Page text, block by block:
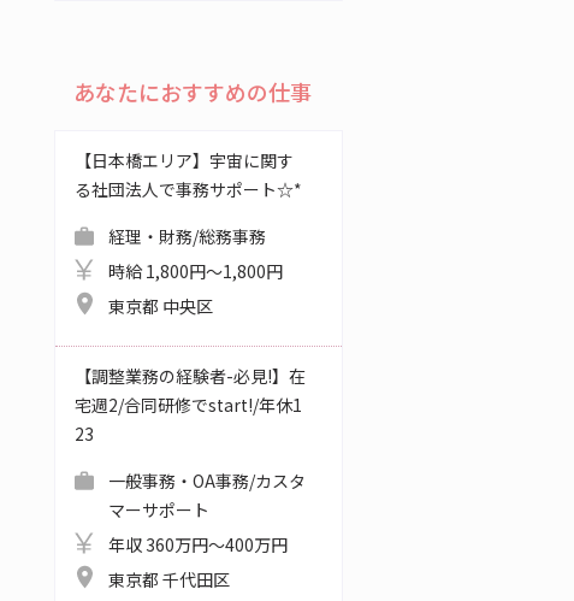
あなたにおすすめの仕事
【日本橋エリア】宇宙に関す
る社団法人で事務サポート☆*
経理・財務/総務事務
時給 1,800円～1,800円
東京都 中央区
【調整業務の経験者-必見!】在
宅週2/合同研修でstart!/年休1
23
一般事務・OA事務/カスタ
マーサポート
年収 360万円～400万円
東京都 千代田区